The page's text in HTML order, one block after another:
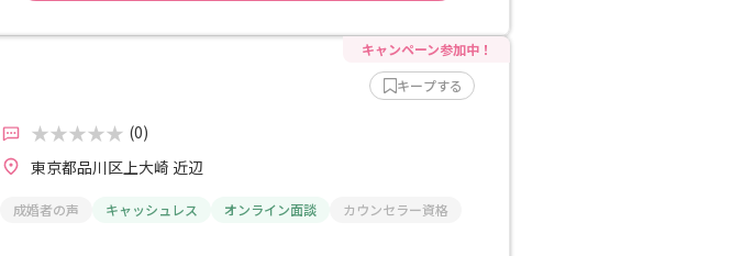
キープする
(0)
東京都品川区上大崎 近辺
成婚者の声 キャッシュレス オンライン面談 カウンセラー資格